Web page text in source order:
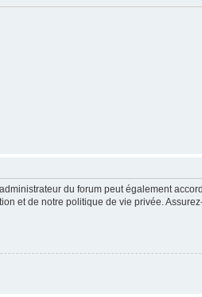
du forum peut également
et de notre politique de vie privée.